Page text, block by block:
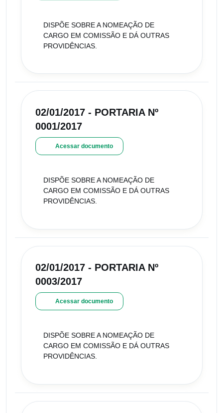
DISPÕE SOBRE A NOMEAÇÃO DE
CARGO EM COMISSÃO E DÁ OUTRAS
PROVIDÊNCIAS.
02/01/2017 - PORTARIA Nº
0001/2017
Acessar documento
DISPÕE SOBRE A NOMEAÇÃO DE
CARGO EM COMISSÃO E DÁ OUTRAS
PROVIDÊNCIAS.
02/01/2017 - PORTARIA Nº
0003/2017
Acessar documento
DISPÕE SOBRE A NOMEAÇÃO DE
CARGO EM COMISSÃO E DÁ OUTRAS
PROVIDÊNCIAS.